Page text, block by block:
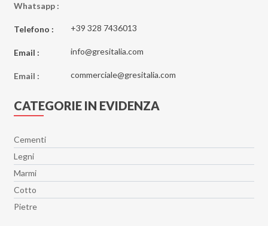
Whatsapp :
Telefono : +39 328 7436013
Email : info@gresitalia.com
Email : commerciale@gresitalia.com
CATEGORIE IN EVIDENZA
Cementi
Legni
Marmi
Cotto
Pietre